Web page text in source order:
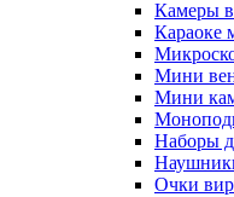
Камеры
Караоке
Мини
Мини
Наборы
Очки